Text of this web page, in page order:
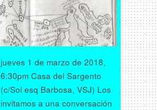
jueves 1 de marzo de 2018,
6:30pm Casa del Sargento
(c/Sol esq Barbosa, VSJ) Los
invitamos a una conversación